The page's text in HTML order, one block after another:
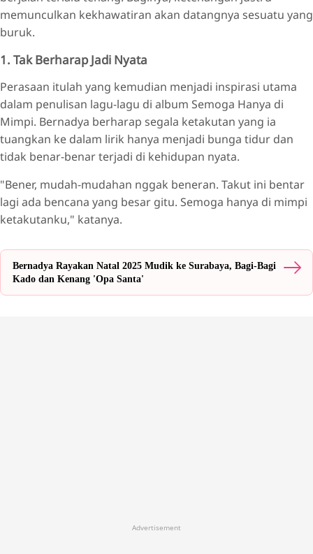
memunculkan kekhawatiran akan datangnya sesuatu yang
buruk.
1. Tak Berharap Jadi Nyata
Perasaan itulah yang kemudian menjadi inspirasi utama
dalam penulisan lagu-lagu di album Semoga Hanya di
Mimpi. Bernadya berharap segala ketakutan yang ia
tuangkan ke dalam lirik hanya menjadi bunga tidur dan
tidak benar-benar terjadi di kehidupan nyata.
"Bener, mudah-mudahan nggak beneran. Takut ini bentar
lagi ada bencana yang besar gitu. Semoga hanya di mimpi
ketakutanku," katanya.
Bernadya Rayakan Natal 2025 Mudik ke Surabaya, Bagi-Bagi
Kado dan Kenang 'Opa Santa'
Advertisement